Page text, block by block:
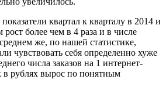
квартал к кварталу в 2014 и
более чем в 4 раза и в числе
же, по нашей статистике,
чувствовать себя определенно хуже
числа заказов на 1 интернет-
в рублях вырос по понятным